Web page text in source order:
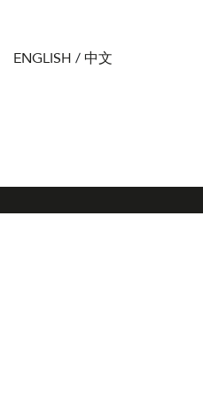
ENGLISH /中文